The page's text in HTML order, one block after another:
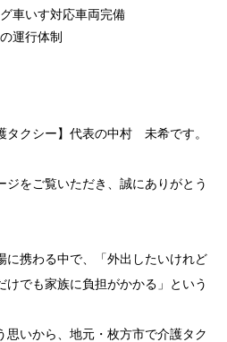
車いす対応車両完備
運行体制
タクシー】代表の中村 未希です。
ジをご覧いただき、誠にありがとう
に携わる中で、「外出したいけれど
けでも家族に負担がかかる」という
思いから、地元・枚方市で介護タク